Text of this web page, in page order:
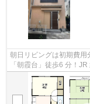
朝日リビングは初期費
「朝霞台」徒歩6 分！
通が便利です！事務所相